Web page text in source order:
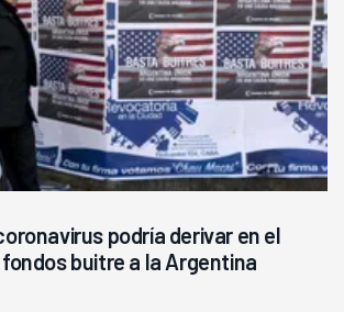
podría derivar en el
buitre a la Argentina